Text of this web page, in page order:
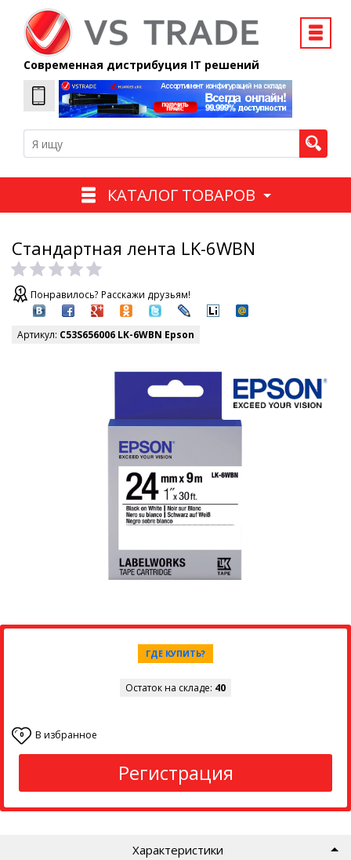
Современная дистрибуция IT решений
КАТАЛОГ ТОВАРОВ
Стандартная лента LK-6WBN
Понравилось? Расскажи друзьям!
Артикул: C53S656006 LK-6WBN Epson
ГДЕ КУПИТЬ?
Остаток на складе: 40
0 В избранное
Регистрация
Характеристики